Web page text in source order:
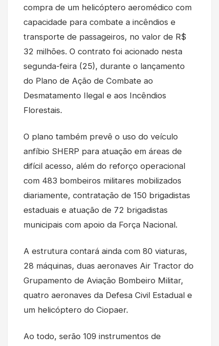
compra de um helicóptero aeromédico com
capacidade para combate a incêndios e
transporte de passageiros, no valor de R$
32 milhões. O contrato foi acionado nesta
segunda-feira (25), durante o lançamento
do Plano de Ação de Combate ao
Desmatamento Ilegal e aos Incêndios
Florestais.
O plano também prevê o uso do veículo
anfíbio SHERP para atuação em áreas de
difícil acesso, além do reforço operacional
com 483 bombeiros militares mobilizados
diariamente, contratação de 150 brigadistas
estaduais e atuação de 72 brigadistas
municipais com apoio da Força Nacional.
A estrutura contará ainda com 80 viaturas,
28 máquinas, duas aeronaves Air Tractor do
Grupamento de Aviação Bombeiro Militar,
quatro aeronaves da Defesa Civil Estadual e
um helicóptero do Ciopaer.
Ao todo, serão 109 instrumentos de